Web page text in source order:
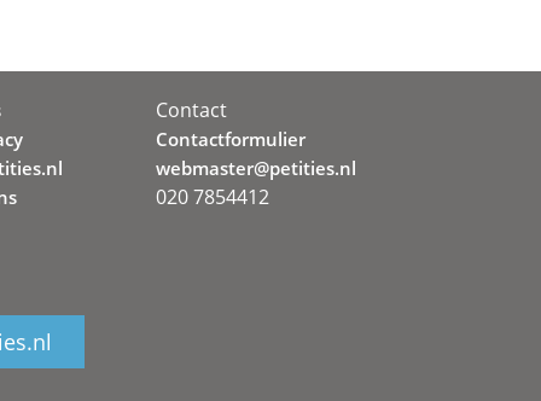
Contact
Contactformulier
webmaster@petities.nl
020 7854412